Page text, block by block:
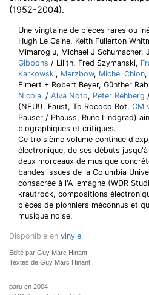
(1952-2004).
Une vingtaine de pièces rares ou
Hugh Le Caine, Keith Fullerton
Mimaroglu, Michael J Schumacher,
Gibbons / Lilith, Fred Szymanski,
Karkowski, Merzbow, Michel Chion,
Eimert + Robert Beyer, Günther
Nicolai / Alva Noto, Peter Rehberg
(NEU!), Faust, To Rococo Rot, CM
Pauser / Phauss, Rune Lindgrad)
biographiques et critiques.
Ce troisième volume continue
électronique, de ses débuts
deux morceaux de musique
bandes issues de la Columbia
consacrée à l'Allemagne (WDR
krautrock, compositions
pièces de pionniers méconnus et
musique noise.
Disponible en vinyle.
Edité par Guy Marc Hinant.
Textes de Guy Marc Hinant.
paru en 2004